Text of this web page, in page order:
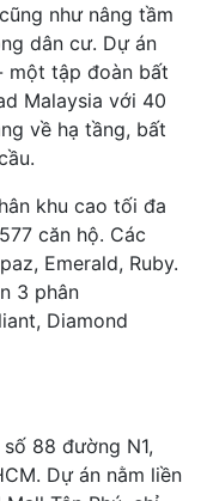
như nâng tầm
dân cư. Dự án
một tập đoàn bất
Malaysia với 40
về hạ tầng, bất
khu cao tối đa
căn hộ. Các
Emerald, Ruby.
3 phân
Diamond
88 đường N1,
Dự án nằm liền